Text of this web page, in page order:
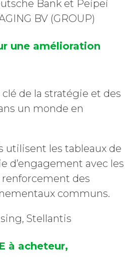
Bank et Peipei
BV (GROUP)
une amélioration
de la stratégie et des
un monde en
utilisent les tableaux de
d’engagement avec les
des
communs.
Stellantis
à acheteur,